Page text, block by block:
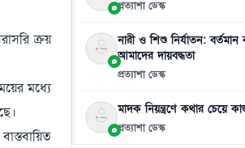
ক্রয়
মধ্যে
০৮ আগস্ট
১১
গণঅভ্যুত্থানের সঙ্গে প্রথম
শফিকুর রহমান: রাশেদ খান
০৮ আগস্ট
১২ ‘লিপ কিস বাবা’র ভিডিও ঘিরে
০৮ আগস্ট
প্রত্যাশা ডেস্ক
নারী ও শিশু নির্যাতন: বর্তমান
আমাদের দায়বদ্ধতা
প্রত্যাশা ডেস্ক
মাদক নিয়ন্ত্রণে কথার চেয়ে
প্রত্যাশা ডেস্ক